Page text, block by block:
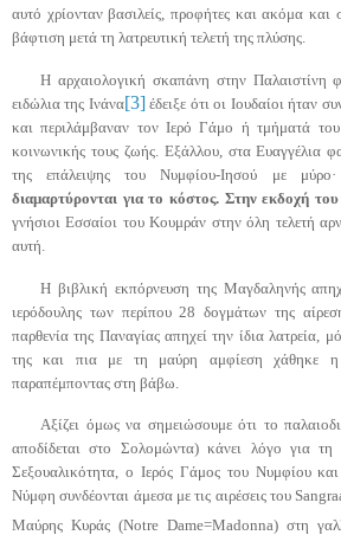
αυτό χρίονταν βασιλείς, προφήτες και ακόμα και
βάφτιση μετά τη λατρευτική τελετή της πλύσης.
Η αρχαιολογική σκαπάνη στην Παλαιστίνη
ειδώλια της Ινάνα[3] έδειξε ότι οι Ιουδαίοι ήταν
και περιλάμβαναν τον Ιερό Γάμο ή τμήματά
κοινωνικής τους ζωής. Εξάλλου, στα Ευαγγέλια
τηςεπάλειψης τουΝυμφίου-Ιησού με μύρο·
διαμαρτύρονται για το κόστος. Στην εκδοχή
γνήσιοι Εσσαίοι του Κουμράν στην όλη τελετή
αυτή.
Η βιβλική εκπόρνευση της Μαγδαληνής
ιερόδουλης των περίπου 28 δογμάτων της
παρθενία της Παναγίας απηχεί την ίδια λατρεία,
της και πια με τη μαύρη αμφίεση χάθηκε η
παραπέμποντας στη βάβω.
Αξίζει όμως να σημειώσουμε ότι το
αποδίδεται στο Σολομώντα) κάνει λόγο για
Σεξουαλικότητα, ο Ιερός Γάμος του Νυμφίουκαι
Νύμφη συνδέονται άμεσα με τις αιρέσεις του
Μαύρης Κυράς (Notre Dame=Madonna) στη